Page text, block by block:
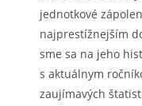
jednotkové
najprestížnejším
sme sa na jeho
s aktuálnym
zaujímavých